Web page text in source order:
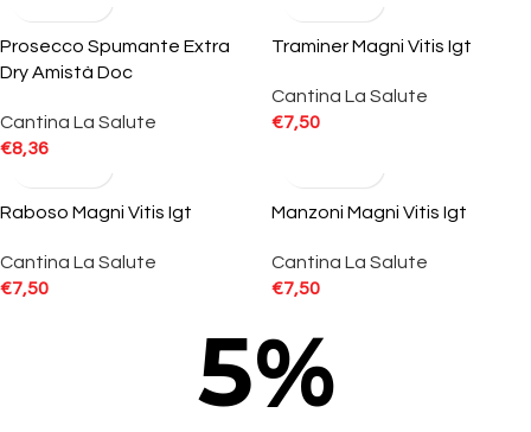
Prosecco Spumante Extra
Dry Amistà Doc
Cantina La Salute
€8,36
Traminer Magni Vitis Igt
Cantina La Salute
€7,50
Raboso Magni Vitis Igt
Cantina La Salute
€7,50
Manzoni Magni Vitis Igt
Cantina La Salute
€7,50
5%